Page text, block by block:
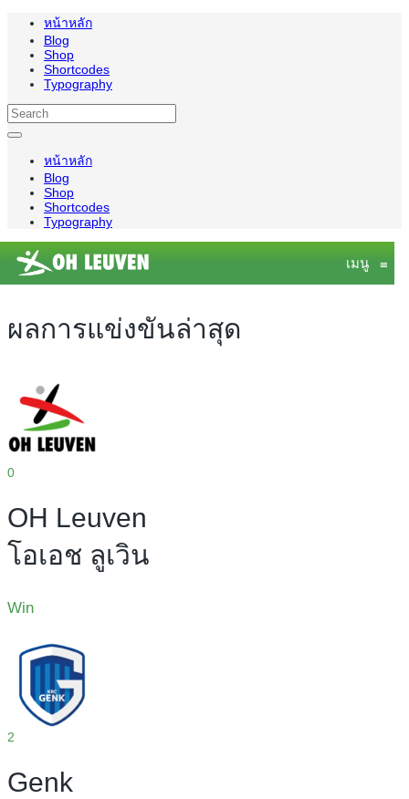
หน้าหลัก
Blog
Shop
Shortcodes
Typography
หน้าหลัก
Blog
Shop
Shortcodes
Typography
เมนู ≡
ผลการแข่งขันล่าสุด
0
OH Leuven
โอเอช ลูเวิน
Win
2
Genk